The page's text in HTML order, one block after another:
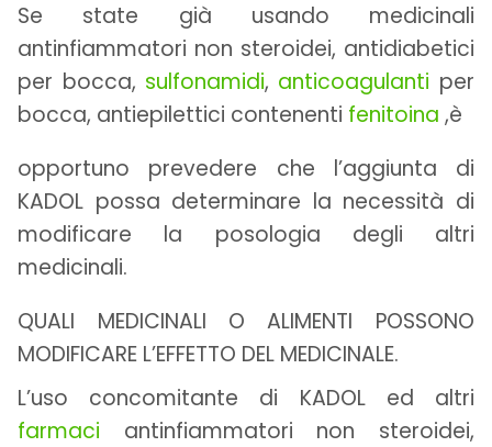
Se state già usando medicinali
antinfiammatori non steroidei, antidiabetici
per bocca, sulfonamidi, anticoagulanti per
bocca, antiepilettici contenenti fenitoina ,è
opportuno prevedere che l’aggiunta di
KADOL possa determinare la necessità di
modificare la posologia degli altri
medicinali.
QUALI MEDICINALI O ALIMENTI POSSONO
MODIFICARE L’EFFETTO DEL MEDICINALE.
L’uso concomitante di KADOL ed altri
farmaci antinfiammatori non steroidei,